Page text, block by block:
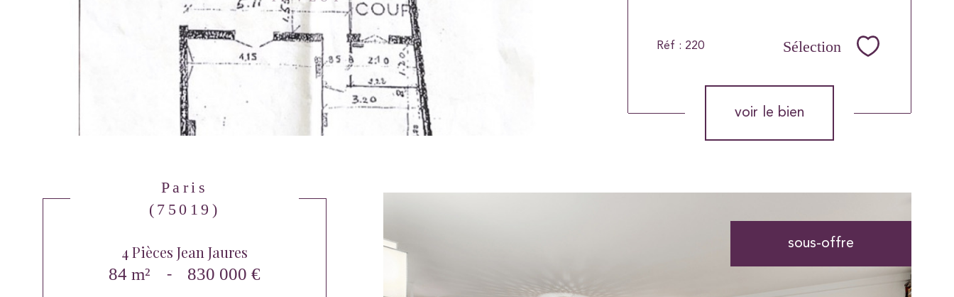
Réf : 220 Sélection Sélectionner
voir le bien
sous-offre
Paris
(75019)
4 Pièces Jean Jaures
84 m²
- 830 000 €